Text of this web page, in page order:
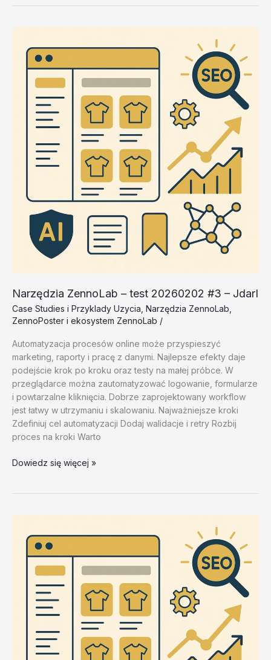
20260202
icHrx
Narzędzia ZennoLab – test 20260202 #3 – JdarI
Case Studies i Przyklady Uzycia Narzędzia ZennoLab
ZennoPoster i ekosystem ZennoLab /
Automatyzacja procesów online może przyspieszyć
marketing, raporty i pracę z danymi. Najlepsze efekty daje
podejście krok po kroku oraz testy na małej próbce. W
przeglądarce można zautomatyzować logowanie, formularze
i powtarzalne kliknięcia. Dobrze zaprojektowany workflow
jest łatwy w utrzymaniu i skalowaniu. Najważniejsze kroki
Zdefiniuj cel automatyzacji Dodaj walidacje i retry Rozbij
proces na kroki Warto
Narzędzia
20260202
JdarI
Dowiedz się więcej »